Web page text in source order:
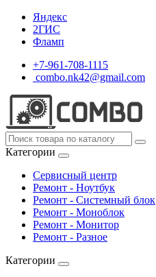
Яндекс
2ГИС
Фламп
+7-961-708-1115
combo.nk42@gmail.com
Категории
Сервисный центр
Ремонт - Ноутбук
Ремонт - Системный блок
Ремонт - Моноблок
Ремонт - Монитор
Ремонт - Разное
Категории